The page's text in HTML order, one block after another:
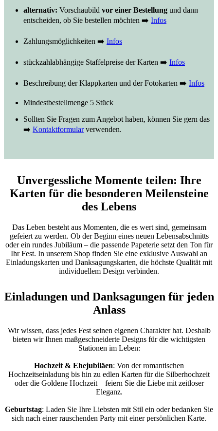
alternativ: Vorschaubild vor einer Bestellung und dann
entscheiden, ob Sie bestellen möchten ➡️ Infos
Zahlungsmöglichkeiten ➡️ Infos
stückzahlabhängige Staffelpreise der Karten ➡️ Infos
Beschreibung der Klappkarten und der Fotokarten ➡️ Infos
Mindestbestellmenge 5 Stück
Sollten Sie Fragen zum Angebot haben, können Sie gern das
➡️ Kontaktformularverwenden.
Unvergessliche Momente teilen: Ihre
Karten für die besonderen Meilensteine
des Lebens
Das Leben besteht aus Momenten, die es wert sind, gemeinsam
gefeiert zu werden. Ob der Beginn eines neuen Lebensabschnitts
oder ein rundes Jubiläum – die passende Papeterie setzt den Ton für
Ihr Fest. In unserem Shop finden Sie eine exklusive Auswahl an
Einladungskarten und Danksagungskarten, die höchste Qualität mit
individuellem Design verbinden.
Einladungen und Danksagungen für jeden
Anlass
Wir wissen, dass jedes Fest seinen eigenen Charakter hat. Deshalb
bieten wir Ihnen maßgeschneiderte Designs für die wichtigsten
Stationen im Leben:
Hochzeit & Ehejubiläen: Von der romantischen
Hochzeitseinladung bis hin zu edlen Karten für die Silberhochzeit
oder die Goldene Hochzeit – feiern Sie die Liebe mit zeitloser
Eleganz.
Geburtstag: Laden Sie Ihre Liebsten mit Stil ein oder bedanken Sie
sich nach einer rauschenden Party mit einer persönlichen Karte.